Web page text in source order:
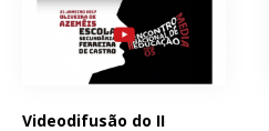
Videodifusão do II